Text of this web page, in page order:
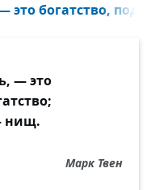
это богатство,
— это
нищ.
Марк Твен